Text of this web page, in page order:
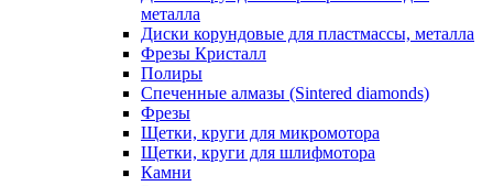
металла
Диски корундовые для пластмассы, металла
Фрезы Кристалл
Полиры
Спеченные алмазы (Sintered diamonds)
Фрезы
Щетки, круги для микромотора
Щетки, круги для шлифмотора
Камни